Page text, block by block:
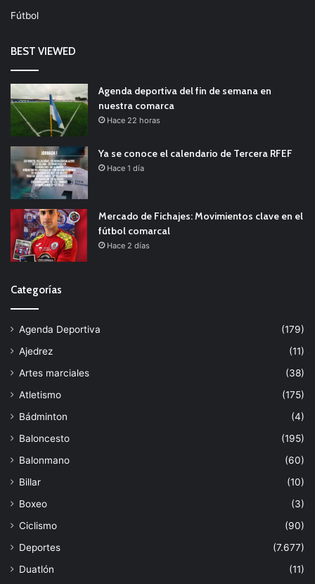
Fútbol
BEST VIEWED
Agenda deportiva del fin de semana en
nuestra comarca
Hace 22 horas
Ya se conoce el calendario de Tercera RFEF
Hace 1 día
Mercado de Fichajes: Movimientos clave en el
fútbol comarcal
Hace 2 días
Categorías
Agenda Deportiva
(179)
Ajedrez
(11)
Artes marciales
(38)
Atletismo
(175)
Bádminton
(4)
Baloncesto
(195)
Balonmano
(60)
Billar
(10)
Boxeo
(3)
Ciclismo
(90)
Deportes
(7.677)
Duatlón
(11)